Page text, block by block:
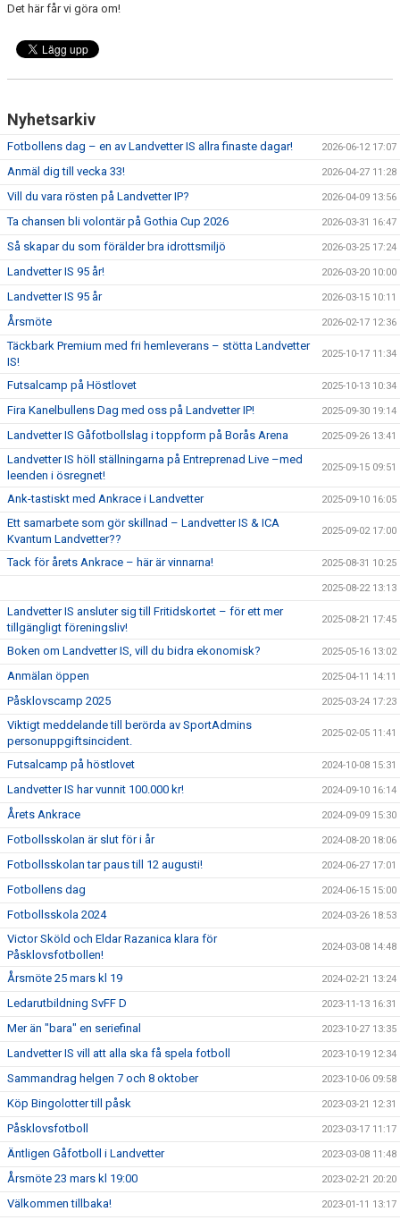
Det här får vi göra om!
Nyhetsarkiv
Fotbollens dag – en av Landvetter IS allra finaste dagar! 2026-06-12 17:07
Anmäl dig till vecka 33! 2026-04-27 11:28
Vill du vara rösten på Landvetter IP? 2026-04-09 13:56
Ta chansen bli volontär på Gothia Cup 2026 2026-03-31 16:47
Så skapar du som förälder bra idrottsmiljö 2026-03-25 17:24
Landvetter IS 95 år! 2026-03-20 10:00
Landvetter IS 95 år 2026-03-15 10:11
Årsmöte 2026-02-17 12:36
Täckbark Premium med fri hemleverans – stötta Landvetter
IS!
2025-10-17 11:34
Futsalcamp på Höstlovet 2025-10-13 10:34
Fira Kanelbullens Dag med oss på Landvetter IP! 2025-09-30 19:14
Landvetter IS Gåfotbollslag i toppform på Borås Arena 2025-09-26 13:41
Landvetter IS höll ställningarna på Entreprenad Live –med
leenden i ösregnet!
2025-09-15 09:51
Ank-tastiskt med Ankrace i Landvetter 2025-09-10 16:05
Ett samarbete som gör skillnad – Landvetter IS & ICA
Kvantum Landvetter??
2025-09-02 17:00
Tack för årets Ankrace – här är vinnarna! 2025-08-31 10:25
2025-08-22 13:13
Landvetter IS ansluter sig till Fritidskortet – för ett mer
tillgängligt föreningsliv!
2025-08-21 17:45
Boken om Landvetter IS, vill du bidra ekonomisk? 2025-05-16 13:02
Anmälan öppen 2025-04-11 14:11
Påsklovscamp 2025 2025-03-24 17:23
Viktigt meddelande till berörda av SportAdmins
personuppgiftsincident.
2025-02-05 11:41
Futsalcamp på höstlovet 2024-10-08 15:31
Landvetter IS har vunnit 100.000 kr! 2024-09-10 16:14
Årets Ankrace 2024-09-09 15:30
Fotbollsskolan är slut för i år 2024-08-20 18:06
Fotbollsskolan tar paus till 12 augusti! 2024-06-27 17:01
Fotbollens dag 2024-06-15 15:00
Fotbollsskola 2024 2024-03-26 18:53
Victor Sköld och Eldar Razanica klara för
Påsklovsfotbollen!
2024-03-08 14:48
Årsmöte 25 mars kl 19 2024-02-21 13:24
Ledarutbildning SvFF D 2023-11-13 16:31
Mer än "bara" en seriefinal 2023-10-27 13:35
Landvetter IS vill att alla ska få spela fotboll 2023-10-19 12:34
Sammandrag helgen 7 och 8 oktober 2023-10-06 09:58
Köp Bingolotter till påsk 2023-03-21 12:31
Påsklovsfotboll 2023-03-17 11:17
Äntligen Gåfotboll i Landvetter 2023-03-08 11:48
Årsmöte 23 mars kl 19:00 2023-02-21 20:20
Välkommen tillbaka! 2023-01-11 13:17